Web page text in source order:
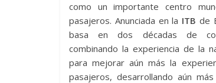
como un importante centro
pasajeros. Anunciada en la ITB de
basa en dos décadas de
combinando la experiencia de la
para mejorar aún más la
pasajeros, desarrollando aún